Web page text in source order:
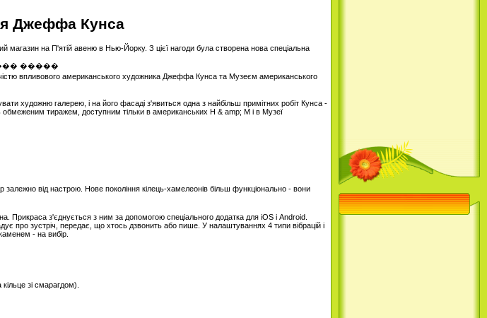
Джеффа Кунса
на П'ятій авеню в Нью-Йорку. З цієї нагоди була створена нова спеціальна
впливового американського художника Джеффа Кунса та Музеєм американського
художню галерею, і на його фасаді з'явиться одна з найбільш примітних робіт Кунса -
тиражем, доступним тільки в американських H & amp; M і в Музеї
від настрою. Нове покоління кілець-хамелеонів більш функціонально - вони
Прикраса з'єднується з ним за допомогою спеціального додатка для iOS і Android.
про зустріч, передає, що хтось дзвонить або пише. У налаштуваннях 4 типи вібрацій і
- на вибір.
зі смарагдом).